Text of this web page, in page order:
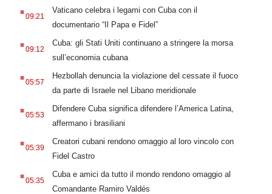
.09:21
Vaticano celebra i legami con Cuba con il
documentario “Il Papa e Fidel”
.09:12
Cuba: gli Stati Uniti continuano a stringere la morsa
sull’economia cubana
.05:57
Hezbollah denuncia la violazione del cessate il fuoco
da parte di Israele nel Libano meridionale
.05:53
Difendere Cuba significa difendere l’America Latina,
affermano i brasiliani
.05:39
Creatori cubani rendono omaggio al loro vincolo con
Fidel Castro
.05:35
Cuba e amici da tutto il mondo rendono omaggio al
Comandante Ramiro Valdés